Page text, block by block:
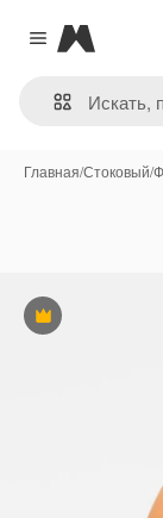
Close menu
Magnific
Главная/Стоковый/
Премиум